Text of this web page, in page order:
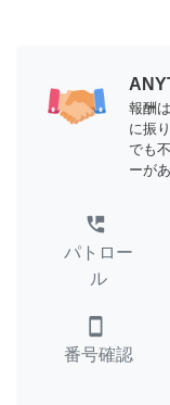
報酬
に振
でも
ーが
perm_phone_msg
パトロー
ル
smartphone
番号確認